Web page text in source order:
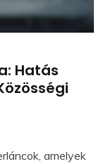
Hatás
amelyek